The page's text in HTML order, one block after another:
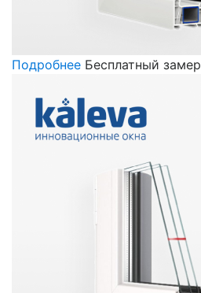
Подробнее Бесплатный замер